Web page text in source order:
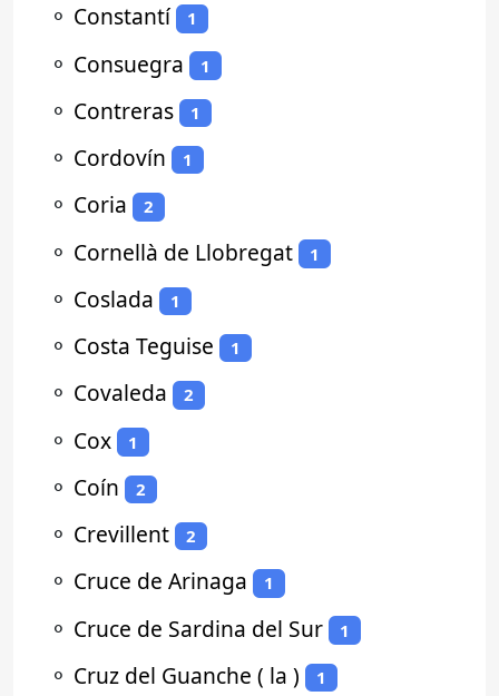
⚬ Constantí 1
⚬ Consuegra 1
⚬ Contreras 1
⚬ Cordovín 1
⚬ Coria 2
⚬ Cornellà de Llobregat 1
⚬ Coslada 1
⚬ Costa Teguise 1
⚬ Covaleda 2
⚬ Cox 1
⚬ Coín 2
⚬ Crevillent 2
⚬ Cruce de Arinaga 1
⚬ Cruce de Sardina del Sur 1
⚬ Cruz del Guanche ( la ) 1